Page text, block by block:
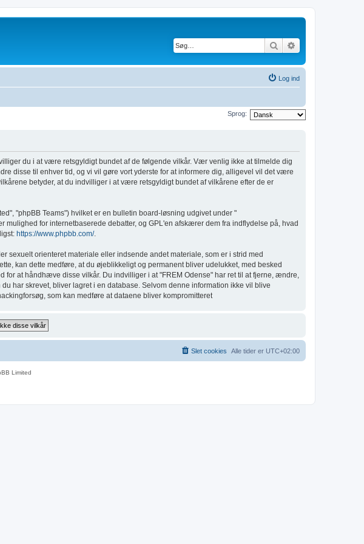
Søg
Log ind
Sprog:
du i at være retsgyldigt bundet af de følgende vilkår. Vær venlig ikke at tilmelde dig
disse til enhver tid, og vi vil gøre vort yderste for at informere dig, alligevel vil det være
betyder, at du indvilliger i at være retsgyldigt bundet af vilkårene efter de er
"phpBB Teams") hvilket er en bulletin board-løsning udgivet under "
mulighed for internetbaserede debatter, og GPL'en afskærer dem fra indflydelse på, hvad
https://www.phpbb.com/.
orienteret materiale eller indsende andet materiale, som er i strid med
kan dette medføre, at du øjeblikkeligt og permanent bliver udelukket, med besked
at håndhæve disse vilkår. Du indvilliger i at "FREM Odense" har ret til at fjerne, ændre,
har skrevet, bliver lagret i en database. Selvom denne information ikke vil blive
som kan medføre at dataene bliver kompromitteret
Alle tider er UTC+02:00
Slet cookies
Limited